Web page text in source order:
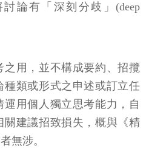
論有「深刻分歧」(deep
之用，並不構成要約、招攬
類或形式之申述或訂立任
用個人獨立思考能力，自
建議招致損失，概與《精
無涉。